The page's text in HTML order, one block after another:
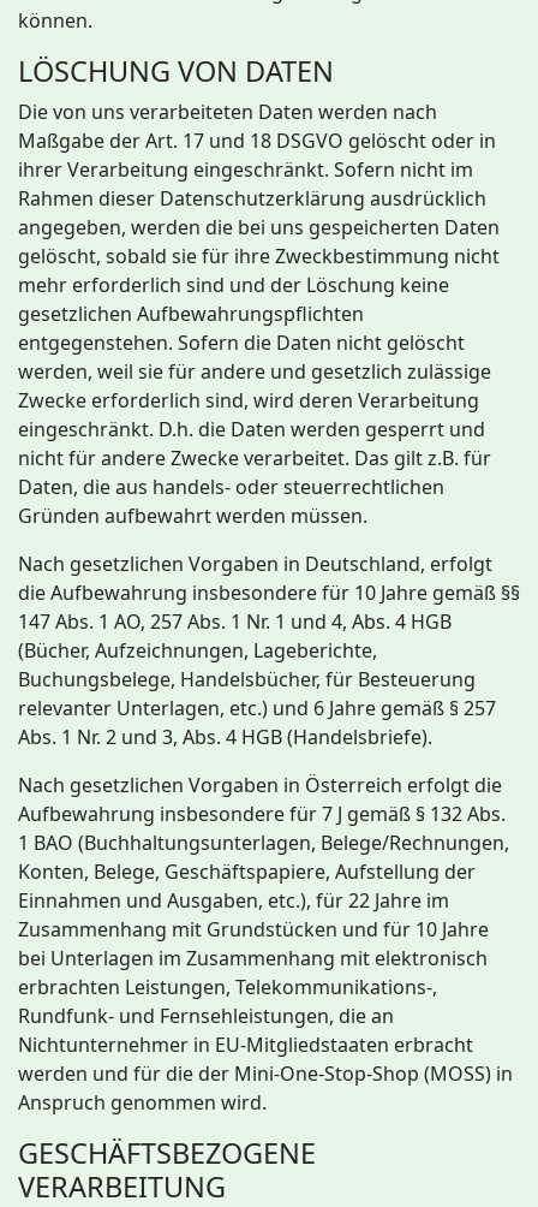
können.
LÖSCHUNG VON DATEN
Die von uns verarbeiteten Daten werden nach
Maßgabe der Art. 17 und 18 DSGVO gelöscht oder in
ihrer Verarbeitung eingeschränkt. Sofern nicht im
Rahmen dieser Datenschutzerklärung ausdrücklich
angegeben, werden die bei uns gespeicherten Daten
gelöscht, sobald sie für ihre Zweckbestimmung nicht
mehr erforderlich sind und der Löschung keine
gesetzlichen Aufbewahrungspflichten
entgegenstehen. Sofern die Daten nicht gelöscht
werden, weil sie für andere und gesetzlich zulässige
Zwecke erforderlich sind, wird deren Verarbeitung
eingeschränkt. D.h. die Daten werden gesperrt und
nicht für andere Zwecke verarbeitet. Das gilt z.B. für
Daten, die aus handels- oder steuerrechtlichen
Gründen aufbewahrt werden müssen.
Nach gesetzlichen Vorgaben in Deutschland, erfolgt
die Aufbewahrung insbesondere für 10 Jahre gemäß §§
147 Abs. 1 AO, 257 Abs. 1 Nr. 1 und 4, Abs. 4 HGB
(Bücher, Aufzeichnungen, Lageberichte,
Buchungsbelege, Handelsbücher, für Besteuerung
relevanter Unterlagen, etc.) und 6 Jahre gemäß § 257
Abs. 1 Nr. 2 und 3, Abs. 4 HGB (Handelsbriefe).
Nach gesetzlichen Vorgaben in Österreich erfolgt die
Aufbewahrung insbesondere für 7 J gemäß § 132 Abs.
1 BAO (Buchhaltungsunterlagen, Belege/Rechnungen,
Konten, Belege, Geschäftspapiere, Aufstellung der
Einnahmen und Ausgaben, etc.), für 22 Jahre im
Zusammenhang mit Grundstücken und für 10 Jahre
bei Unterlagen im Zusammenhang mit elektronisch
erbrachten Leistungen, Telekommunikations-,
Rundfunk- und Fernsehleistungen, die an
Nichtunternehmer in EU-Mitgliedstaaten erbracht
werden und für die der Mini-One-Stop-Shop (MOSS) in
Anspruch genommen wird.
GESCHÄFTSBEZOGENE
VERARBEITUNG